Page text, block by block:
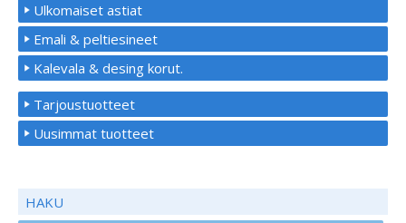
Ulkomaiset astiat
Emali & peltiesineet
Kalevala & desing korut.
Tarjoustuotteet
Uusimmat tuotteet
HAKU